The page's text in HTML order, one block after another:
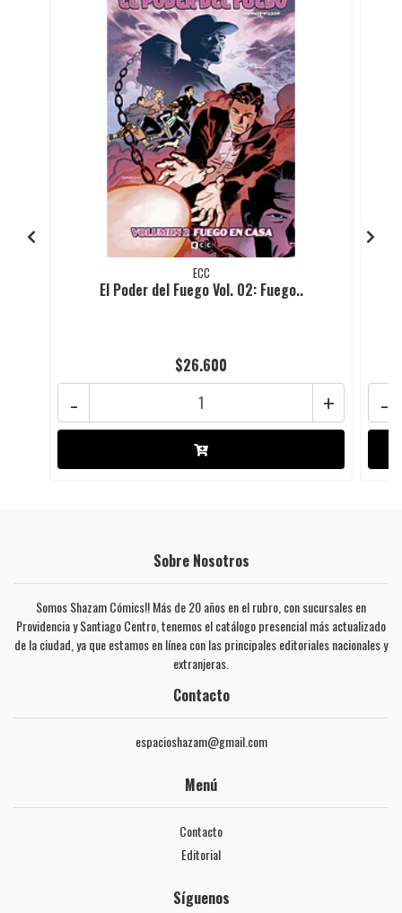
ECC
El Poder del Fuego Vol. 02: Fuego..
$26.600
+
- -
Sobre Nosotros
Somos Shazam Cómics!! Más de 20 años en el rubro, con sucursales en
Providencia y Santiago Centro, tenemos el catálogo presencial más actualizado
de la ciudad, ya que estamos en línea con las principales editoriales nacionales y
extranjeras.
Contacto
espacioshazam@gmail.com
Menú
Contacto
Editorial
Síguenos